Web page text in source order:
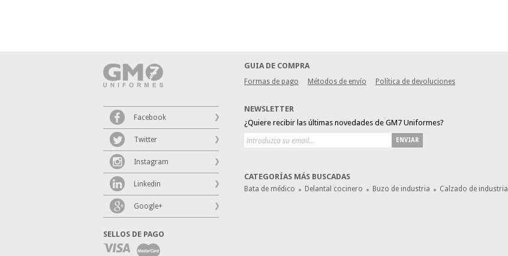
Facebook
Twitter
Instagram
Linkedin
Google+
SELLOS DE PAGO
GUIA DE COMPRA
Formas de pago Métodos de envío Política de devoluciones
NEWSLETTER
¿Quiere recibir las últimas novedades de GM7 Uniformes?
ENVIAR
CATEGORÍAS MÁS BUSCADAS
Bata de médico Delantal cocinero Buzo de industria Calzado de industria